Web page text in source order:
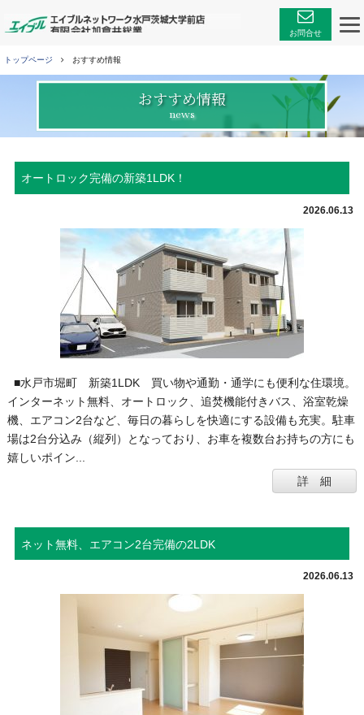
エイブルネットワーク
お問合せ
トップページ おすすめ情報
おすすめ情報
news
オートロック完備の新築1LDK！
2026.06.13
■水戸市堀町 新築1LDK 買い物や通勤・通学にも便利な住環境。
インターネット無料、オートロック、追焚機能付きバス、浴室乾燥
機、エアコン2台など、毎日の暮らしを快適にする設備も充実。駐車
場は2台分込み（縦列）となっており、お車を複数台お持ちの方にも
嬉しいポイン...
詳 細
ネット無料、エアコン2台完備の2LDK
2026.06.13